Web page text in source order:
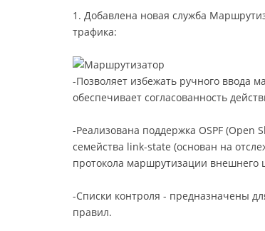
1. Добавлена новая служба
трафика:
-Позволяет избежать ручного ввода
обеспечивает согласованность
-Реализована поддержка OSPF
семейства link-state (основан на
протокола маршрутизации внешнего
-Списки контроля - предназначены
правил.